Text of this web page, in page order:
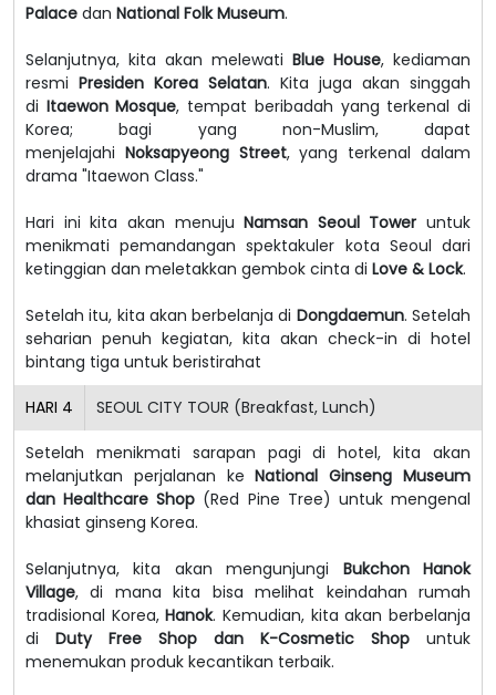
Palace dan National Folk Museum.
Selanjutnya, kita akan melewati Blue House, kediaman
resmi Presiden Korea Selatan. Kita juga akan singgah
di Itaewon Mosque, tempat beribadah yang terkenal di
Korea; bagi yang non-Muslim, dapat
menjelajahi Noksapyeong Street, yang terkenal dalam
drama "Itaewon Class."
Hari ini kita akan menujuNamsan Seoul Tower untuk
menikmati pemandangan spektakuler kota Seoul dari
ketinggian dan meletakkan gembok cinta di Love & Lock.
Setelah itu, kita akan berbelanja di Dongdaemun. Setelah
seharian penuh kegiatan, kita akan check-in di hotel
bintang tiga untuk beristirahat
HARI 4 SEOUL CITY TOUR (Breakfast, Lunch)
Setelah menikmati sarapan pagi di hotel, kita akan
melanjutkan perjalanan keNational Ginseng Museum
dan Healthcare Shop (Red Pine Tree) untuk mengenal
khasiat ginseng Korea.
Selanjutnya, kita akan mengunjungi Bukchon Hanok
Village, di mana kita bisa melihat keindahan rumah
tradisional Korea,Hanok. Kemudian, kita akan berbelanja
di Duty Free Shop dan K-Cosmetic Shop untuk
menemukan produk kecantikan terbaik.